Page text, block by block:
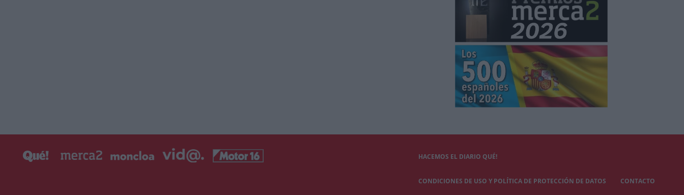
HACEMOS EL DIARIO QUÉ!
CONDICIONES DE USO Y POLÍTICA DE PROTECCIÓN DE DATOS CONTACTO